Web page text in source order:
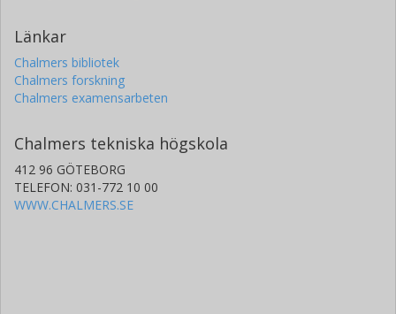
Länkar
Chalmers bibliotek
Chalmers forskning
Chalmers examensarbeten
Chalmers tekniska högskola
412 96 GÖTEBORG
TELEFON: 031-772 10 00
WWW.CHALMERS.SE